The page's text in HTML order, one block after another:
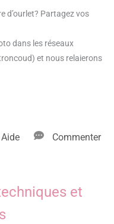
d’ourlet? Partagez vos
dans les réseaux
et nous relaierons
Aide Commenter
et